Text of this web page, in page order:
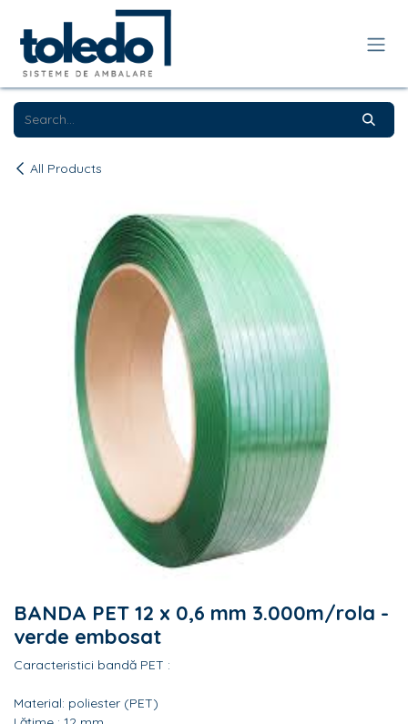
All Products
BANDA PET 12 x 0,6 mm 3.000m/rola -
verde embosat
Caracteristici bandă PET :
Material: poliester (PET)